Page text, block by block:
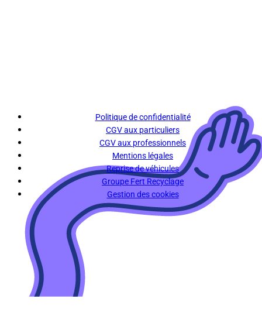
Politique de confidentialité
CGV aux particuliers
CGV aux professionnels
Mentions légales
Reprise de véhicules
Groupe Fert Recyclage
Gestion des cookies